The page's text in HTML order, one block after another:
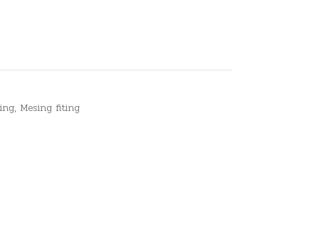
, Mesing fiting